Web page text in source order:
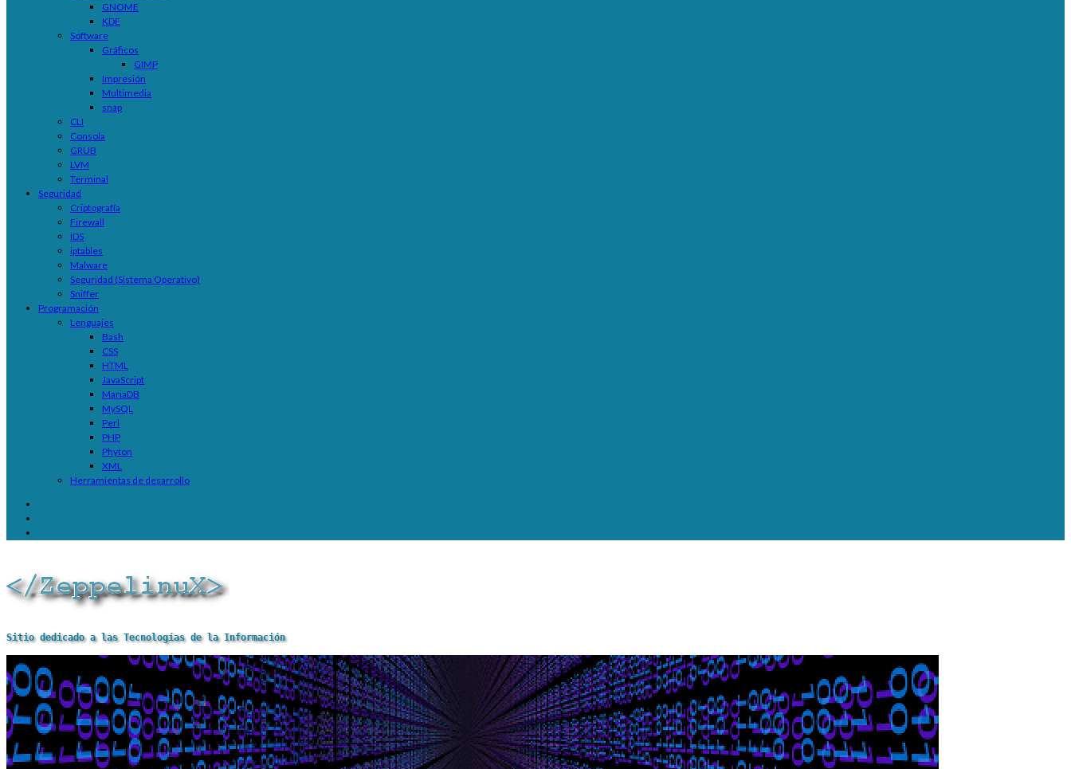
GNOME
KDE
Software
Gráficos
GIMP
Impresión
Multimedia
snap
CLI
Consola
GRUB
LVM
Terminal
Seguridad
Criptografía
Firewall
IDS
iptables
Malware
Seguridad (Sistema Operativo)
Sniffer
Programación
Lenguajes
Bash
CSS
HTML
JavaScript
MariaDB
MySQL
Perl
PHP
Phyton
XML
Herramientas de desarrollo
Sitio dedicado a las Tecnologías de la Información